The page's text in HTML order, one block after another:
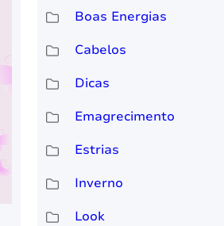
Boas Energias
Cabelos
Dicas
Emagrecimento
Estrias
Inverno
Look